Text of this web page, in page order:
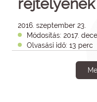
2016. szeptember 23.
Módosítás: 2017.
Olvasási idő: 13 perc